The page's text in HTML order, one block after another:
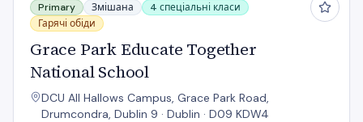
Primary Змішана
4 спеціальні класи
Гарячі обіди
Grace Park Educate Together
National School
DCU All Hallows Campus, Grace Park Road,
Drumcondra, Dublin 9 · Dublin · D09 KDW4